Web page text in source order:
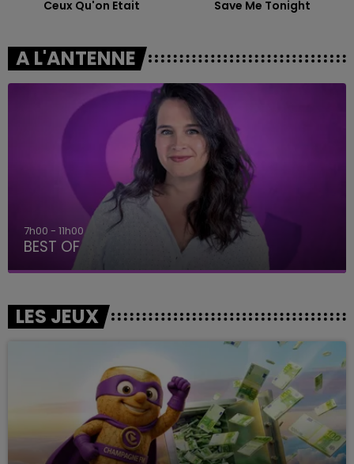
Ceux Qu'on Etait Save Me Tonight
A L'ANTENNE
7h00 - 11h00
BEST OF
LES JEUX